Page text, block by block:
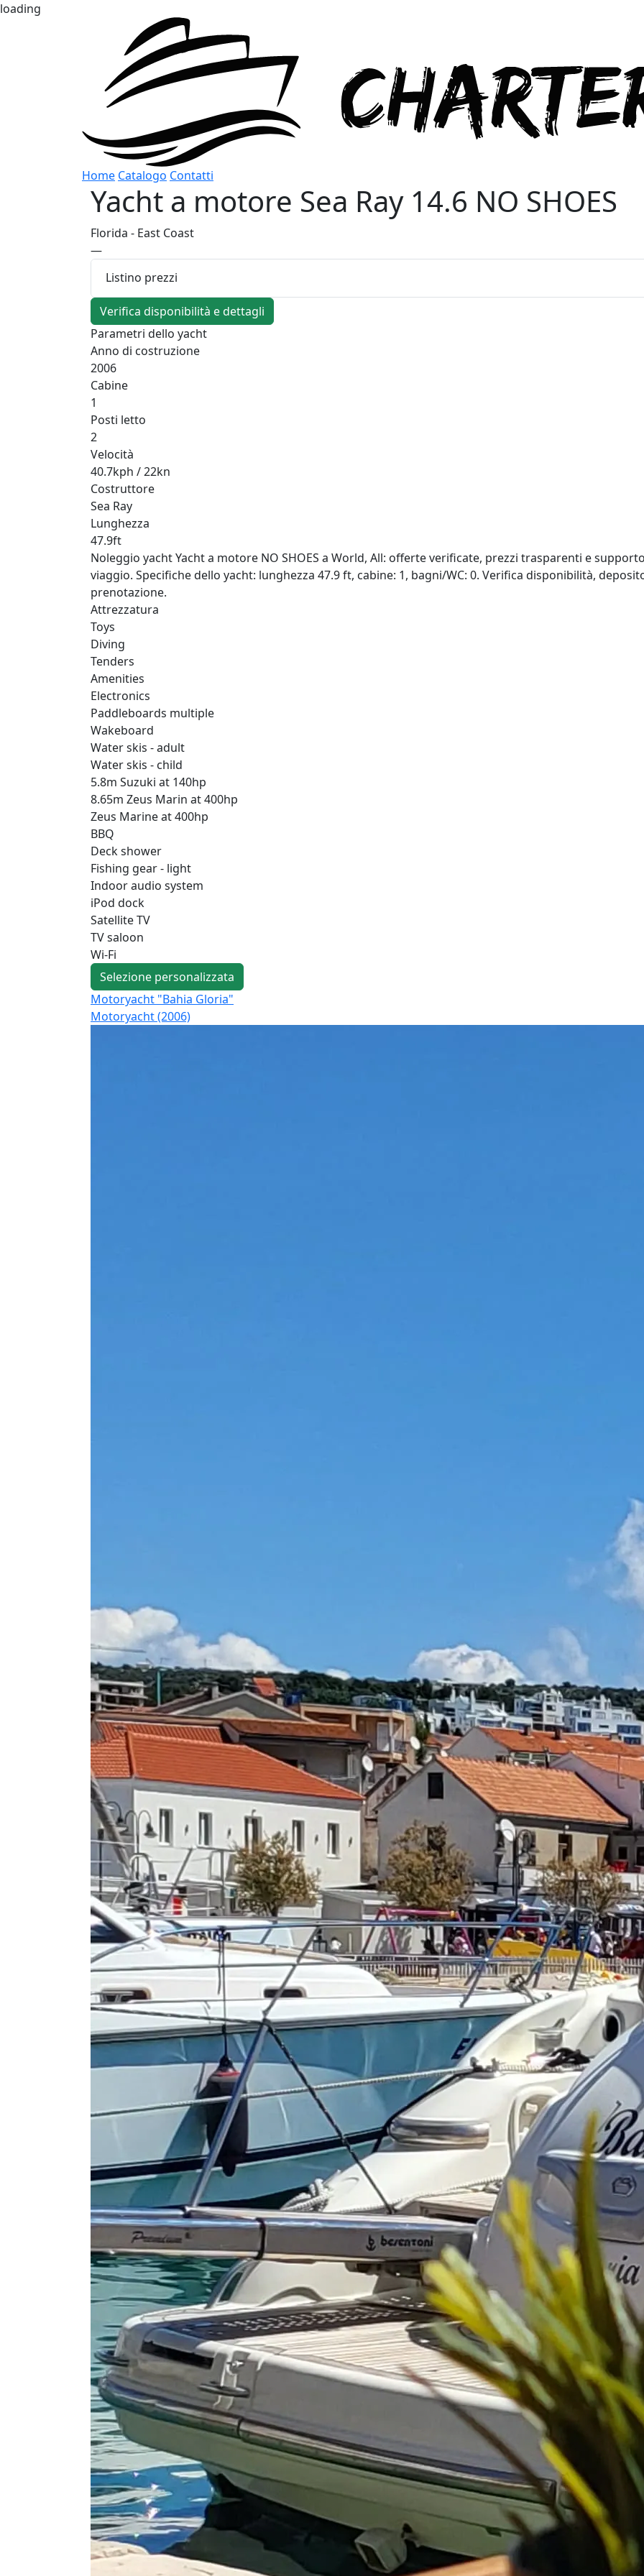
loading
Home Catalogo Contatti
Yacht a motore Sea Ray 14.6 NO SHOES
Florida - East Coast
—
Listino prezzi
Verifica disponibilità e dettagli
Parametri dello yacht
Anno di costruzione
2006
Cabine
1
Posti letto
2
Velocità
40.7kph / 22kn
Costruttore
Sea Ray
Lunghezza
47.9ft
Noleggio yacht Yacht a motore NO SHOES a World, All: offerte verificate, prezzi trasparenti e
viaggio. Specifiche dello yacht: lunghezza 47.9 ft, cabine: 1, bagni/WC: 0. Verifica disponibilità,
prenotazione.
Attrezzatura
Toys
Diving
Tenders
Amenities
Electronics
Paddleboards multiple
Wakeboard
Water skis - adult
Water skis - child
5.8m Suzuki at 140hp
8.65m Zeus Marin at 400hp
Zeus Marine at 400hp
BBQ
Deck shower
Fishing gear - light
Indoor audio system
iPod dock
Satellite TV
TV saloon
Wi-Fi
Selezione personalizzata
Motoryacht "Bahia Gloria"
Motoryacht (2006)